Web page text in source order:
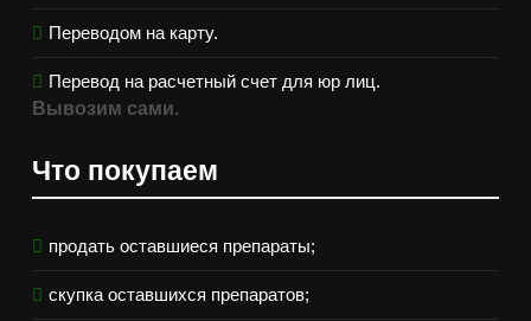
Переводом на карту.
Перевод на расчетный счет для юр лиц.
Вывозим сами.
Что покупаем
продать оставшиеся препараты;
скупка оставшихся препаратов;